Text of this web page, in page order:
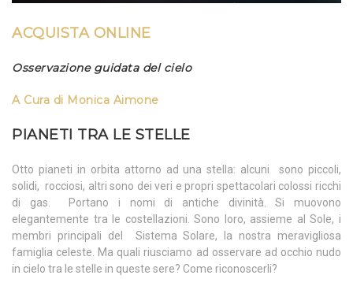
ACQUISTA ONLINE
Osservazione guidata del cielo
A Cura di Monica Aimone
PIANETI TRA LE STELLE
Otto pianeti in orbita attorno ad una stella: alcuni sono piccoli,
solidi, rocciosi, altri sono dei veri e propri spettacolari colossi ricchi
di gas. Portano i nomi di antiche divinità. Si muovono
elegantemente tra le costellazioni. Sono loro, assieme al Sole, i
membri principali del Sistema Solare, la nostra meravigliosa
famiglia celeste. Ma quali riusciamo ad osservare ad occhio nudo
in cielo tra le stelle in queste sere? Come riconoscerli?